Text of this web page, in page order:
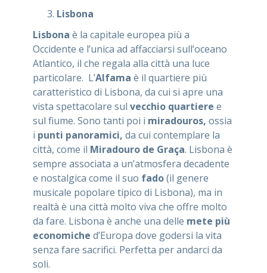
Lisbona
Lisbona è la capitale europea più a
Occidente e l’unica ad affacciarsi sull’oceano
Atlantico, il che regala alla città una luce
particolare. L’Alfama è il quartiere più
caratteristico di Lisbona, da cui si apre una
vista spettacolare sul vecchio quartiere e
sul fiume. Sono tanti poi i miradouros, ossia
i punti panoramici, da cui contemplare la
città, come il Miradouro de Graça. Lisbona è
sempre associata a un’atmosfera decadente
e nostalgica come il suo fado(il genere
musicale popolare tipico di Lisbona), ma in
realtà è una città molto viva che offre molto
da fare. Lisbona è anche una delle mete più
economiche d’Europa dove godersi la vita
senza fare sacrifici. Perfetta per andarci da
soli.